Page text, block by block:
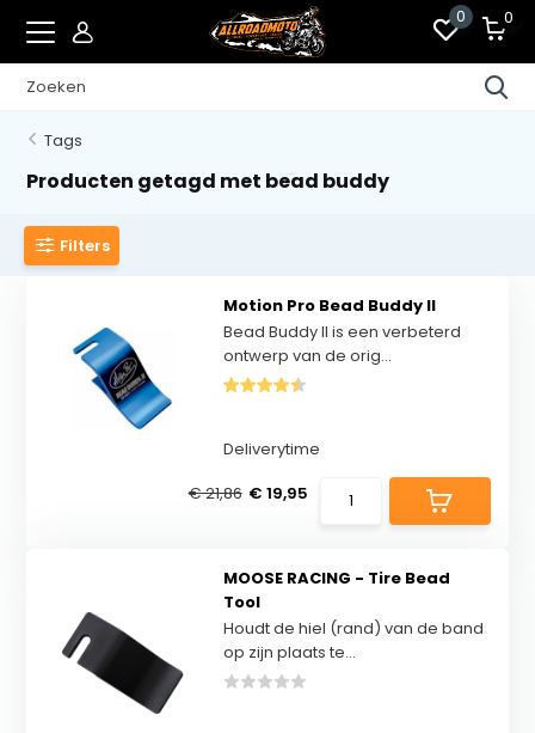
0 0
Tags
Producten getagd met bead buddy
Filters
Motion Pro Bead Buddy II
Bead Buddy II is een verbeterd
ontwerp van de orig...
Deliverytime
€ 21,86 € 19,95
MOOSE RACING - Tire Bead
Tool
Houdt de hiel (rand) van de band
op zijn plaats te...